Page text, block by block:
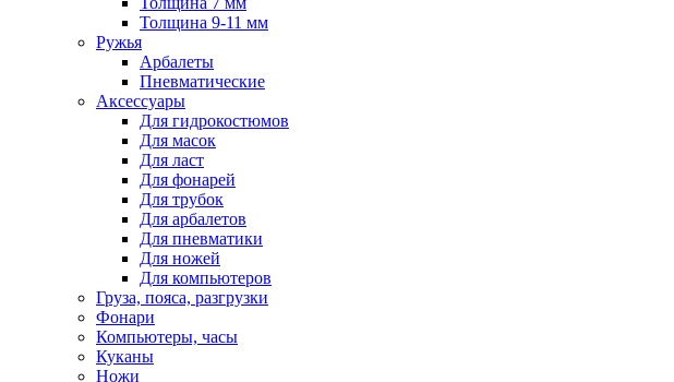
Толщина 9-11 мм
Ружья
Арбалеты
Пневматические
Аксессуары
Для гидрокостюмов
Для масок
Для ласт
Для фонарей
Для трубок
Для арбалетов
Для пневматики
Для ножей
Для компьютеров
Груза, пояса, разгрузки
Фонари
Компьютеры, часы
Куканы
Ножи